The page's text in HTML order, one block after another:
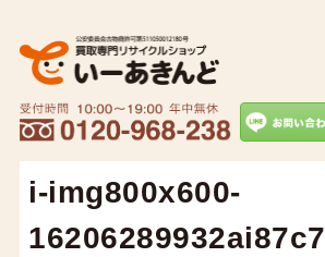
i-img800x600-